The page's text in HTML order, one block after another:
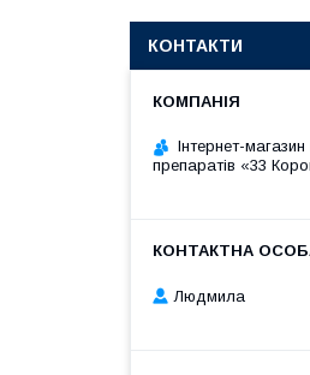
КОНТАКТИ
Інтернет-
препаратів «33
Людмила